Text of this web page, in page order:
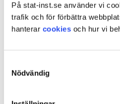
På stat-inst.se använder vi
trafik och för förbättra
hanterar cookies och hur vi
Nödvändig
Dela sidan med
Kopiera URL